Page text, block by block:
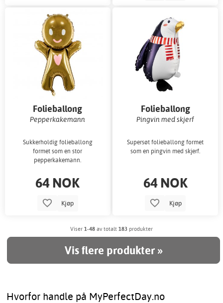
Folieballong
Pepperkakemann
Sukkerholdig folieballong
formet som en stor
pepperkakemann.
64 NOK
Kjøp
Folieballong
Pingvin med skjerf
Supersøt folieballong formet
som en pingvin med skjerf.
64 NOK
Kjøp
Viser 1-48 av totalt 183 produkter
Vis flere produkter »
Hvorfor handle på MyPerfectDay.no